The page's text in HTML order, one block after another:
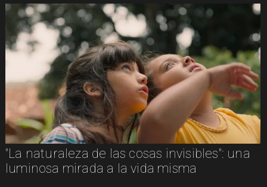
"La naturaleza de las cosas invisibles": una
luminosa mirada a la vida misma